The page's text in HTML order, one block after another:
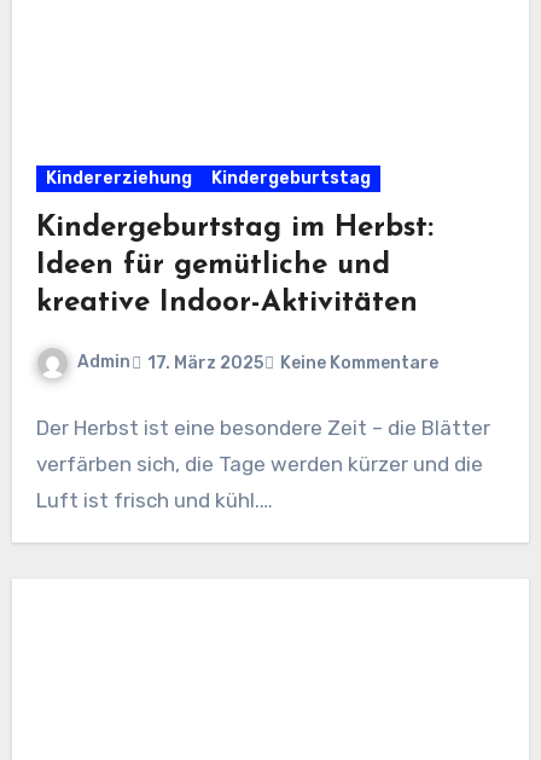
Kindererziehung Kindergeburtstag
Kindergeburtstag im Herbst:
Ideen für gemütliche und
kreative Indoor-Aktivitäten
Admin 17. März 2025 Keine Kommentare
Der Herbst ist eine besondere Zeit – die Blätter
verfärben sich, die Tage werden kürzer und die
Luft ist frisch und kühl.…